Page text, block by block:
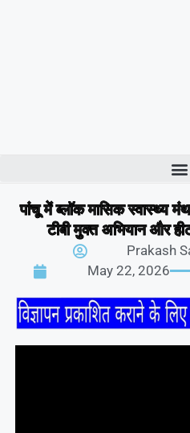
पांचू में ब्लॉक मासिक स्वास्थ्य
टीबी मुक्त अभियान और
Prakash
May 22, 2026